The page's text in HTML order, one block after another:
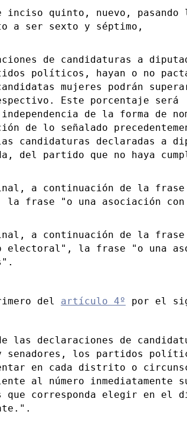
quinto, nuevo, pasando
a ser sexto y séptimo,
de candidaturas a
políticos, hayan o no
mujeres podrán
Este porcentaje será
de la forma de
de lo señalado
candidaturas declaradas a
del partido que no haya
a continuación de la frase
la frase "o una asociación con
a continuación de la frase
electoral", la frase "o una
del artículo 4º por el
declaraciones de
senadores, los partidos
en cada distrito o
al número inmediatamente
que corresponda elegir en el